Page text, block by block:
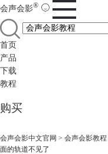
会声会影®
首页
产品
下载
教程
购买
会声会影中文官网 > 会声会影教程
面的轨道不见了